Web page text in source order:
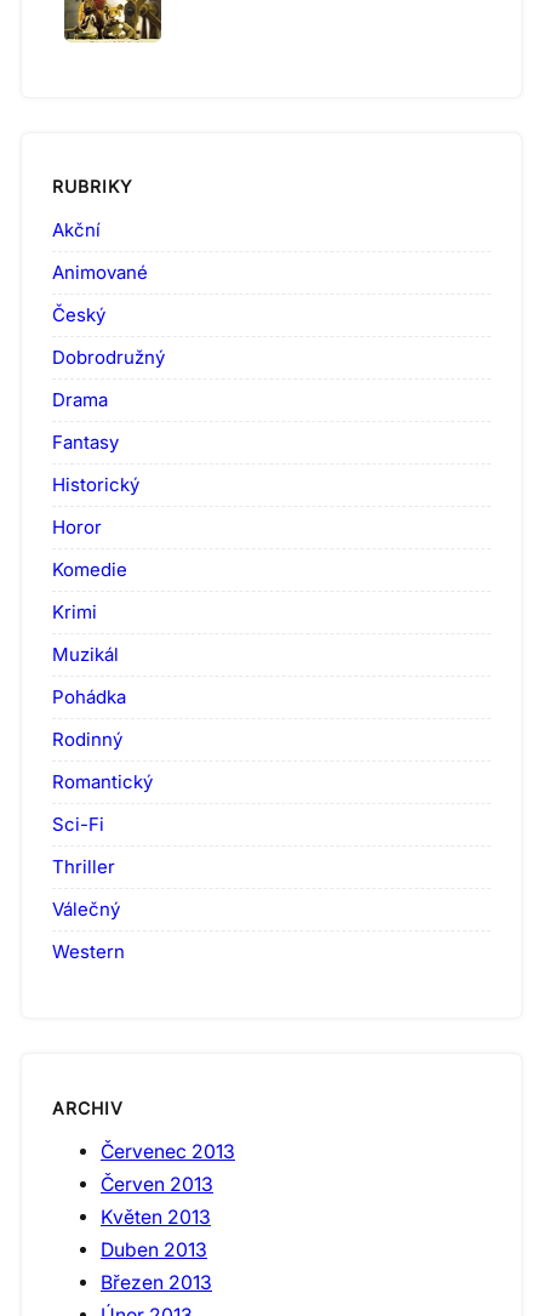
RUBRIKY
Akční
Animované
Český
Dobrodružný
Drama
Fantasy
Historický
Horor
Komedie
Krimi
Muzikál
Pohádka
Rodinný
Romantický
Sci-Fi
Thriller
Válečný
Western
ARCHIV
Červenec 2013
Červen 2013
Květen 2013
Duben 2013
Březen 2013